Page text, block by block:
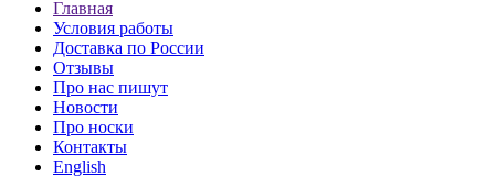
Главная
Условия работы
Доставка по России
Отзывы
Про нас пишут
Новости
Про носки
Контакты
English